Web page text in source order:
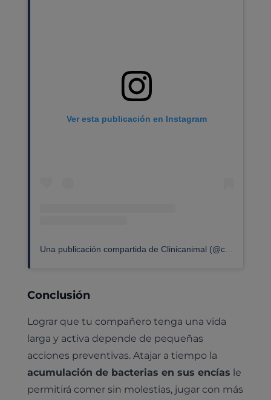
Ver esta publicación en Instagram
Una publicación compartida de Clinicanimal (@clinicanimalveterinaria)
Conclusión
Lograr que tu compañero tenga una vida
larga y activa depende de pequeñas
acciones preventivas. Atajar a tiempo la
acumulación de bacterias en sus encías le
permitirá comer sin molestias, jugar con más